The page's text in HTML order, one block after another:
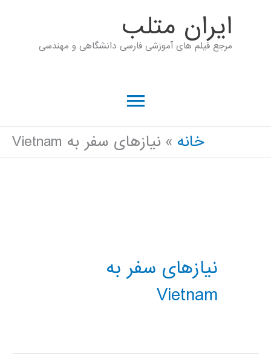
ايران متلب
مرجع فیلم های آموزشی فارسی دانشگاهی و مهندسی
فهرست
اصلی
خانه نیازهای سفر به Vietnam
نیازهای سفر به
Vietnam